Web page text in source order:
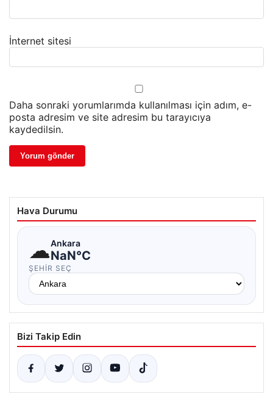
İnternet sitesi
Daha sonraki yorumlarımda kullanılması için adım, e-
posta adresim ve site adresim bu tarayıcıya
kaydedilsin.
Hava Durumu
☁Ankara
NaN°C
ŞEHIR SEÇ
Bizi Takip Edin